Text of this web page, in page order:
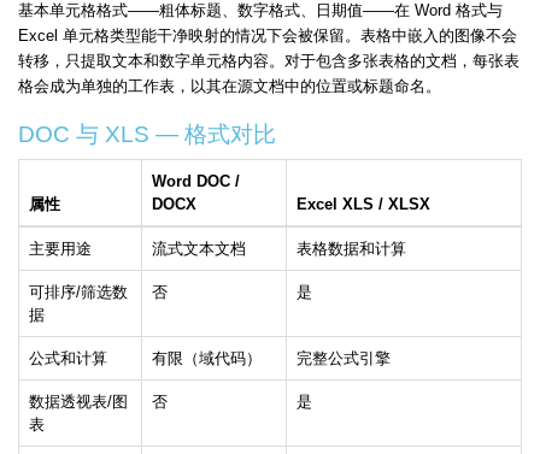
基本单元格格式——粗体标题、数字格式、日期值——在 Word 格式与
Excel 单元格类型能干净映射的情况下会被保留。表格中嵌入的图像不会
转移，只提取文本和数字单元格内容。对于包含多张表格的文档，每张表
格会成为单独的工作表，以其在源文档中的位置或标题命名。
DOC 与 XLS — 格式对比
属性
Word DOC /
DOCX
Excel XLS / XLSX
主要用途 流式文本文档 表格数据和计算
可排序/筛选数
据
否 是
公式和计算 有限（域代码） 完整公式引擎
数据透视表/图
表
否 是